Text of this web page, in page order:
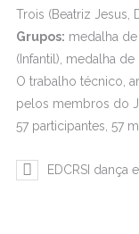
Trois (Beatriz Jesus,
Grupos: medalha
(Infantil), medalha
O trabalho técnico,
pelos membros do
57 participantes, 57
EDCRSI dança